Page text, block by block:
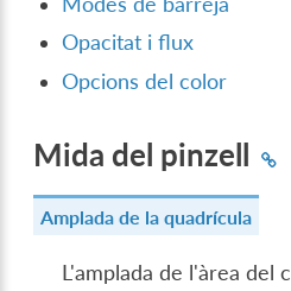
Opacitat i flux
Opcions del color
Mida del pinzell
Amplada de la quadrícula
L'amplada de l'àrea del